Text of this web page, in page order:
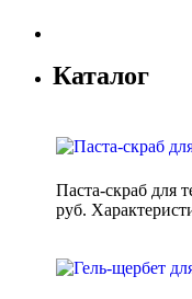
Каталог
Паста-скраб для
руб.